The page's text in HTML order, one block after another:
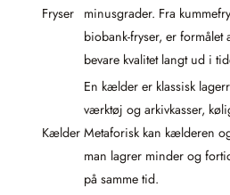
Fryser minusgrader. Fra
biobank-fryser, er
bevare kvalitet langt ud i
Kælder
En kælder er klassisk
værktøj og arkivkasser,
Metaforisk kan kælderen
man lagrer minder og
på samme tid.